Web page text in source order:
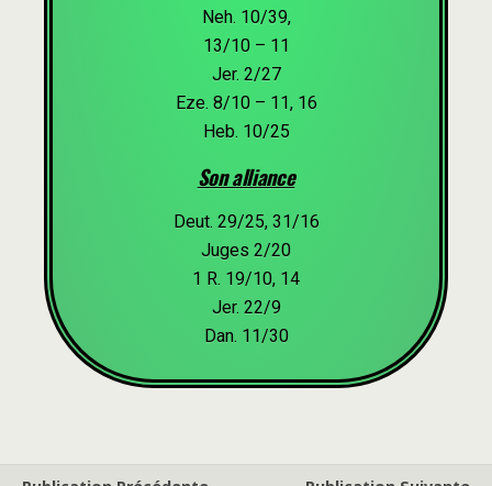
Neh. 10/39,
13/10 – 11
Jer. 2/27
Eze. 8/10 – 11, 16
Heb. 10/25
Son alliance
Deut. 29/25, 31/16
Juges 2/20
1 R. 19/10, 14
Jer. 22/9
Dan. 11/30